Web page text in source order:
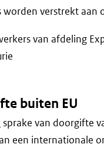
worden verstrekt
van afdeling
buiten EU
sprake van doorgifte
een internationale